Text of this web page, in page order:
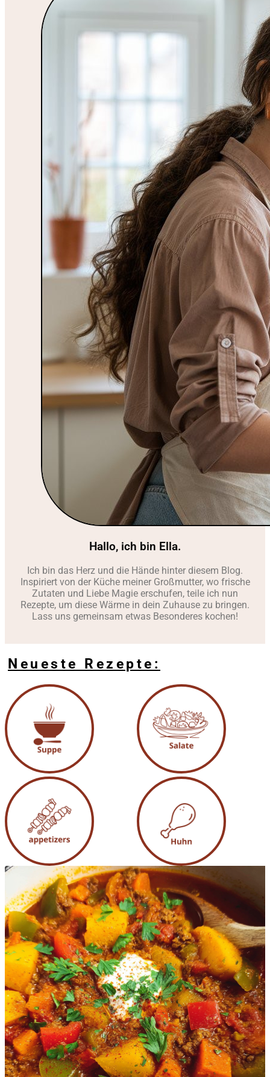
Hallo, ich bin Ella.
Ich bin das Herz und die Hände hinter diesem Blog.
Inspiriert von der Küche meiner Großmutter, wo frische
Zutaten und Liebe Magie erschufen, teile ich nun
Rezepte, um diese Wärme in dein Zuhause zu bringen.
Lass uns gemeinsam etwas Besonderes kochen!
Neueste Rezepte: